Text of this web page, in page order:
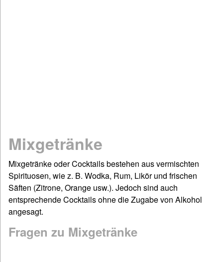
Deutsch: Grammatik & Co
Figuren- & Bilderrätsel
Informationen
Impressum / Kontakt
Links und Rechts
Startseite
Mixgetränke
Mixgetränke oder Cocktails bestehen aus vermischten
Spirituosen, wie z. B. Wodka, Rum, Likör und frischen
Säften (Zitrone, Orange usw.). Jedoch sind auch
entsprechende Cocktails ohne die Zugabe von Alkohol
angesagt.
Fragen zu Mixgetränke